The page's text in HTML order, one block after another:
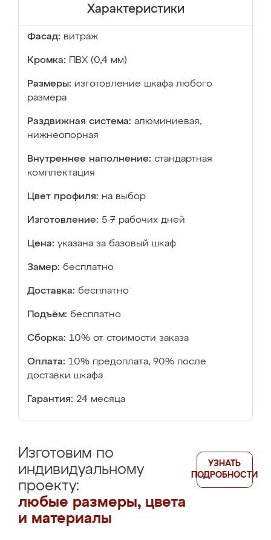
Характеристики
Фасад: витраж
Кромка: ПВХ (0,4 мм)
Размеры: изготовление шкафа любого
размера
Раздвижная система: алюминиевая,
нижнеопорная
Внутреннее наполнение: стандартная
комплектация
Цвет профиля: на выбор
Изготовление: 5-7 рабочих дней
Цена: указана за базовый шкаф
Замер: бесплатно
Доставка: бесплатно
Подъём: бесплатно
Сборка: 10% от стоимости заказа
Оплата: 10% предоплата, 90% после
доставки шкафа
Гарантия: 24 месяца
Изготовим по
индивидуальному
проекту:
любые размеры, цвета
и материалы
УЗНАТЬ
ПОДРОБНОСТИ